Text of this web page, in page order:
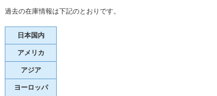
過去の在庫情報は下記のとおりです。
日本国内
アメリカ
アジア
ヨーロッパ